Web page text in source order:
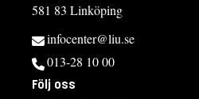
581 83 Linköping
infocenter@liu.se
013-28 10 00
Följ oss